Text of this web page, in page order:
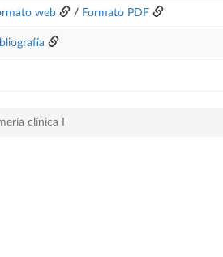
web / Formato PDF
clínica I